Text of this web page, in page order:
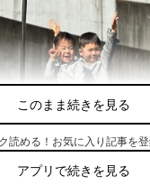
このまま続きを見る
読める！お気に入り記事を
アプリで続きを見る